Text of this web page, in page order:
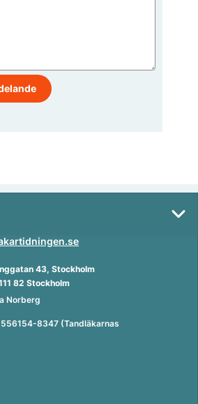
43, Stockholm
82 Stockholm
Norberg
8347 (Tandläkarnas